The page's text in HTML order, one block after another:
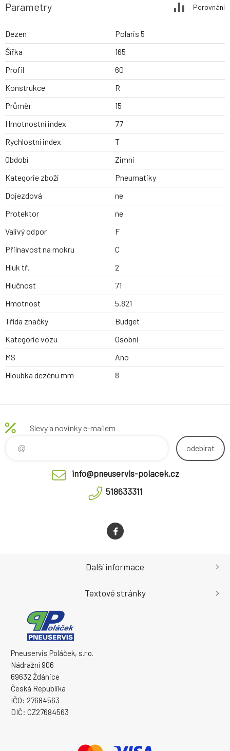
Parametry Porovnání
Dezen
Polaris 5
Šířka
165
Profil
60
Konstrukce
R
Průměr
15
Hmotnostní index
77
Rychlostní index
T
Období
Zimní
Kategorie zboží
Pneumatiky
Dojezdová
ne
Protektor
ne
Valivý odpor
F
Přilnavost na mokru
C
Hluk tř.
2
Hlučnost
71
Hmotnost
5.821
Třída značky
Budget
Kategorie vozu
Osobní
MS
Ano
Hloubka dezénu mm
8
Slevy a novinky e-mailem
odebírat
info@pneuservis-polacek.cz
518633311
Pneuservis Poláček, s.r.o.
Nádražní 906
69632 Ždánice
Česká Republika
IČO: 27684563
DIČ: CZ27684563
Další informace
Textové stránky